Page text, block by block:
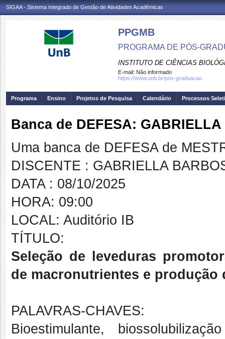
SIGAA - Sistema Integrado de Gestão de Atividades Acadêmicas
PPGMB
PROGRAMA DE PÓS-
INSTITUTO DE CIÊNCIAS
E-mail: Não informado
https://www.unb.br/pos-graduacao
Programa Ensino Projetos de Pesquisa Calendário Processos
Banca de DEFESA:
Uma banca de DEFESA de
DISCENTE : GABRIELLA
DATA : 08/10/2025
HORA: 09:00
LOCAL: Auditório IB
TÍTULO:
Seleção de leveduras
de macronutrientes e
PALAVRAS-CHAVES:
Bioestimulante,